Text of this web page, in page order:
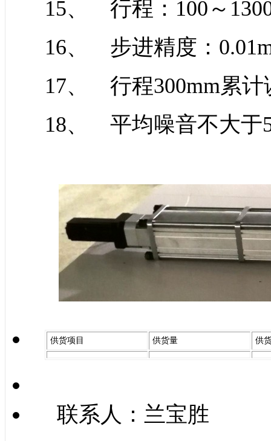
15、 行程：100～
16、 步进精度：
17、 行程300mm累计
18、 平均噪音不大于
供货项目 供货量 供
联系人：兰宝胜